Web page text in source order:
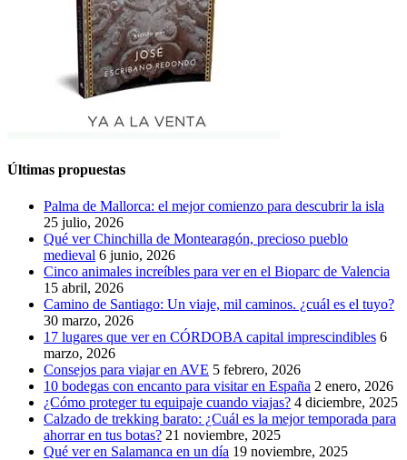
Últimas propuestas
Palma de Mallorca: el mejor comienzo para descubrir la isla
25 julio, 2026
Qué ver Chinchilla de Montearagón, precioso pueblo
medieval 6 junio, 2026
Cinco animales increíbles para ver en el Bioparc de Valencia
15 abril, 2026
Camino de Santiago: Un viaje, mil caminos. ¿cuál es el tuyo?
30 marzo, 2026
17 lugares que ver en CÓRDOBA capital imprescindibles 6
marzo, 2026
Consejos para viajar en AVE 5 febrero, 2026
10 bodegas con encanto para visitar en España 2 enero, 2026
¿Cómo proteger tu equipaje cuando viajas? 4 diciembre, 2025
Calzado de trekking barato: ¿Cuál es la mejor temporada para
ahorrar en tus botas? 21 noviembre, 2025
Qué ver en Salamanca en un día 19 noviembre, 2025